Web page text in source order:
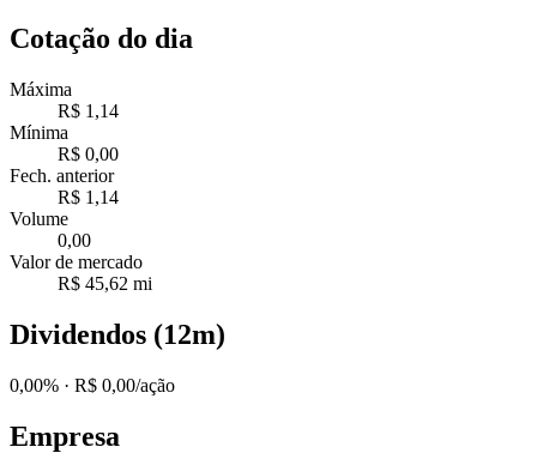
Cotação do dia
Máxima
R$ 1,14
Mínima
R$ 0,00
Fech. anterior
R$ 1,14
Volume
0,00
Valor de mercado
R$ 45,62 mi
Dividendos (12m)
0,00% · R$ 0,00/ação
Empresa